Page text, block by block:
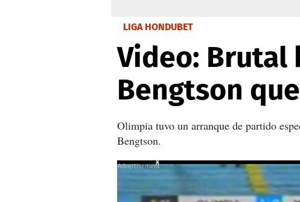
LIGA HONDUBET
Video: Brutal
Bengtson
Olimpia tuvo un arranque de partido
Bengtson.
X